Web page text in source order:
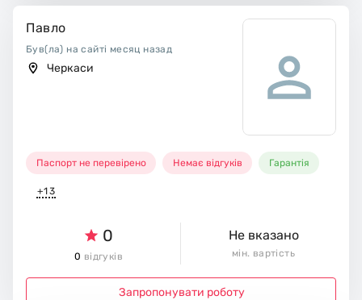
Павло
Був(ла) на сайті месяц назад
Черкаси
Паспорт не перевірено Немає відгуків Гарантія
+13
0
0 відгуків
Не вказано
мін. вартість
Запропонувати роботу